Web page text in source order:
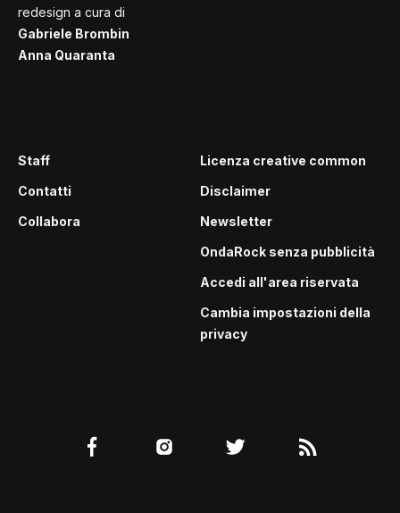
redesign a cura di
Gabriele Brombin
Anna Quaranta
Staff
Contatti
Collabora
Licenza creative common
Disclaimer
Newsletter
OndaRock senza pubblicità
Accedi all'area riservata
Cambia impostazioni della
privacy